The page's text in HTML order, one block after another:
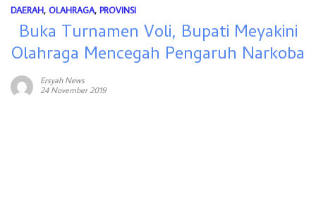
DAERAH, OLAHRAGA, PROVINSI
Buka Turnamen Voli, Bupati Meyakini
Olahraga Mencegah Pengaruh Narkoba
Ersyah News
24 November 2019